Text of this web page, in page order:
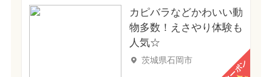
カピバラなどかわいい動
物多数！えさやり体験も
人気☆
茨城県石岡市 クーポン